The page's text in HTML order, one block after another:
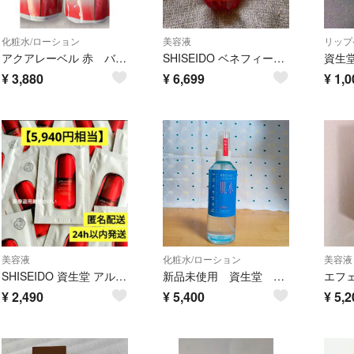
化粧水/ローション
アクアレーベル 赤 バランスケア ローション RM 詰め替え用 180ml×2
¥3,880
美容液
SHISEIDO ベネフィーク セラム 本体 50ml
¥6,699
リッ
¥
美容液
SHISEIDO 資生堂 アルティミューン パワライジングセラム 美容液 試供品
¥2,490
化粧水/ローション
新品未使用 資生堂 肌水240ml スプレータイプ
¥5,400
美容液
¥